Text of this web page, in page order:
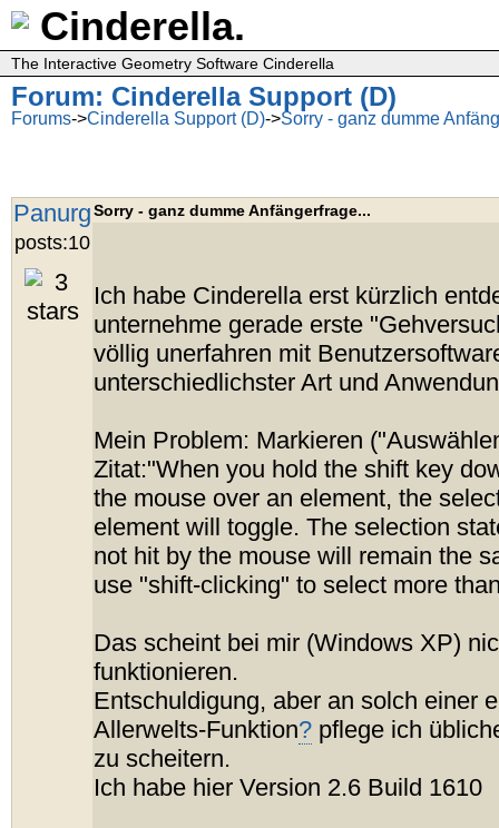
Cinderella.
The Interactive Geometry Software Cinderella
Forum: Cinderella Support (D)
Forums->Cinderella Support (D)->Sorry - ganz dumme
Panurg
posts:10
Sorry - ganz dumme Anfängerfrage...
Ich habe Cinderella erst kürzlich
unternehme gerade erste
völlig unerfahren mit
unterschiedlichster Art und
Mein Problem: Markieren
Zitat:"When you hold the shift key
the mouse over an element, the
element will toggle. The selection
not hit by the mouse will remain the
use "shift-clicking" to select more
Das scheint bei mir (Windows XP)
funktionieren.
Entschuldigung, aber an solch einer
Allerwelts-Funktion? pflege ich
zu scheitern.
Ich habe hier Version 2.6 Build 1610